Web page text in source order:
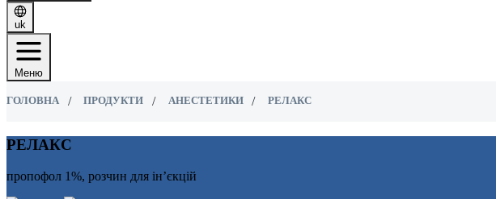
uk
Меню
ГОЛОВНА ПРОДУКТИ АНЕСТЕТИКИ РЕЛАКС
РЕЛАКС
пропофол 1%, розчин для ін’єкцій